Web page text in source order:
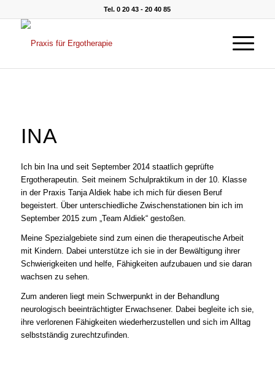
Tel. 0 20 43 - 20 40 85
INA
Ich bin Ina und seit September 2014 staatlich geprüfte
Ergotherapeutin. Seit meinem Schulpraktikum in der 10. Klasse
in der Praxis Tanja Aldiek habe ich mich für diesen Beruf
begeistert. Über unterschiedliche Zwischenstationen bin ich im
September 2015 zum „Team Aldiek“ gestoßen.
Meine Spezialgebiete sind zum einen die therapeutische Arbeit
mit Kindern. Dabei unterstütze ich sie in der Bewältigung ihrer
Schwierigkeiten und helfe, Fähigkeiten aufzubauen und sie daran
wachsen zu sehen.
Zum anderen liegt mein Schwerpunkt in der Behandlung
neurologisch beeinträchtigter Erwachsener. Dabei begleite ich sie,
ihre verlorenen Fähigkeiten wiederherzustellen und sich im Alltag
selbstständig zurechtzufinden.